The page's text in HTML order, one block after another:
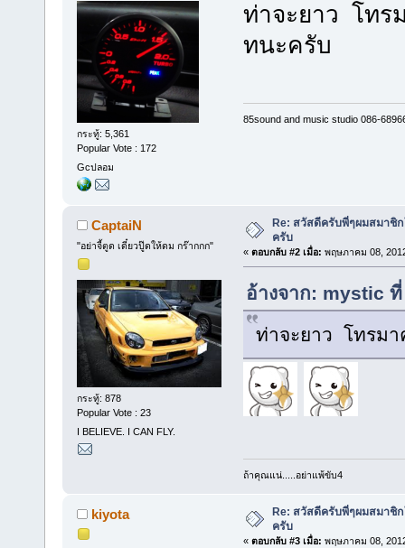
กระทู้: 5,361
Popular Vote : 172
Gcปลอม
ท่าจะยาว โทร
ทนะครับ
85sound and music studio 086-
CaptaiN
"อย่าจี้ตูด เดี๋ยวปู๊ดให้ดม กร๊ากกก"
กระทู้: 878
Popular Vote : 23
I BELIEVE. I CAN FLY.
Re: สวัสดีครับพี่ๆผมสมาชิ
ครับ
« ตอบกลับ #2 เมื่อ: พฤษภาคม 08,
อ้างจาก: mystic
ท่าจะยาว โทรมา
ถ้าคุณแน่.....อย่าแพ้ขับ4
kiyota
Re: สวัสดีครับพี่ๆผมสมาชิ
ครับ
« ตอบกลับ #3 เมื่อ: พฤษภาคม 08,